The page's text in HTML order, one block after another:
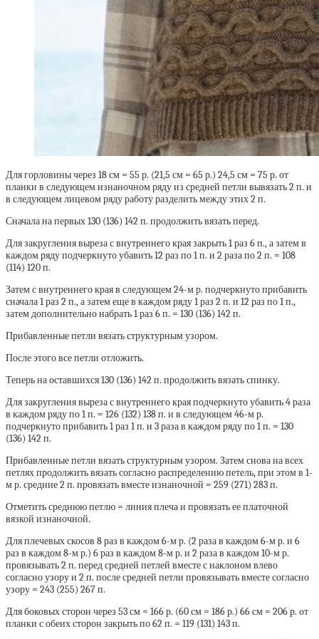
Для горловины через 18 см = 55 р. (21,5 см = 65 р.) 24,5 см = 75 р. от
планки в следующем изнаночном ряду из средней петли вывязать 2 п. и
в следующем лицевом ряду работу разделить между этих 2 п.
Сначала на первых 130 (136) 142 п. продолжить вязать перед.
Для закругления выреза с внутреннего края закрыть 1 раз 6 п., а затем в
каждом ряду подчеркнуто убавить 12 раз по 1 п. и 2 раза по 2 п. = 108
(114) 120 п.
Затем с внутреннего края в следующем 24-м р. подчеркнуто прибавить
сначала 1 раз 2 п., а затем еще в каждом ряду 1 раз 2 п. и 12 раз по 1 п.,
затем дополнительно набрать 1 раз 6 п. = 130 (136) 142 п.
Прибавленные петли вязать структурным узором.
После этого все петли отложить.
Теперь на оставшихся 130 (136) 142 п. продолжить вязать спинку.
Для закругления выреза с внутреннего края подчеркнуто убавить 4 раза
в каждом ряду по 1 п. = 126 (132) 138 п. и в следующем 46-м р.
подчеркнуто прибавить 1 раз 1 п. и 3 раза в каждом ряду по 1 п. = 130
(136) 142 п.
Прибавленные петли вязать структурным узором. Затем снова на всех
петлях продолжить вязать согласно распределению петель, при этом в 1-
м р. средние 2 п. провязать вместе изнаночной = 259 (271) 283 п.
Отметить среднюю петлю = линия плеча и провязать ее платочной
вязкой изнаночной.
Для плечевых скосов 8 раз в каждом 6-м р. (2 раза в каждом 6-м р. и 6
раз в каждом 8-м р.) 6 раз в каждом 8-м р. и 2 раза в каждом 10-м р.
провязывать 2 п. перед средней петлей вместе с наклоном влево
согласно узору и 2 п. после средней петли провязывать вместе согласно
узору = 243 (255) 267 п.
Для боковых сторон через 53 см = 166 р. (60 см = 186 р.) 66 см = 206 р. от
планки с обеих сторон закрыть по 62 п. = 119 (131) 143 п.